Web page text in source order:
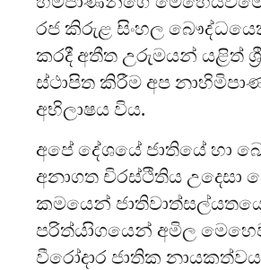
රජ කිරුළ සිංහල
කරදී අතීත උරුමයන් යළිත්
ස්ථාපිත කිරීම අප
අභිලාෂය විය.
අපේ දේශයේ ජාතියේ හා
අනාගත චිරස්ථිතිය උදෙසා
කමයෙන්
පරිත්යාිගයෙන් අමිල
වීරෝදාර ජාතික